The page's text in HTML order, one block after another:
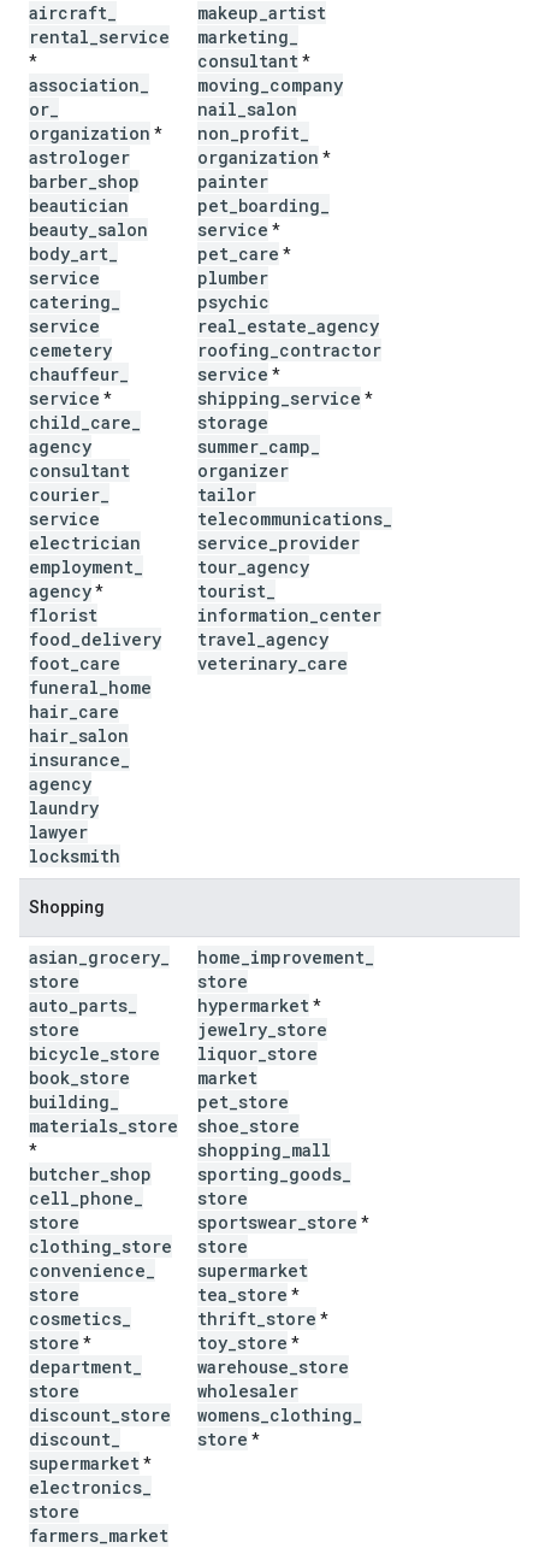
aircraft
rental service
*
association
or
organization *
astrologer
barber shop
beautician
beauty salon
body art
service
catering
service
cemetery
chauffeur
service *
child care
agency
consultant
courier
service
electrician
employment
agency*
florist
food delivery
foot care
funeral home
hair care
hair salon
insurance
agency
laundry
lawyer
locksmith
makeup artist
marketing
consultant*
moving company
nail salon
non profit
organization *
painter
pet boarding
service *
pet care *
plumber
psychic
real estate agency
roofing contractor
service *
shipping service *
storage
summer camp
organizer
tailor
telecommunications
service provider
tour agency
tourist
information center
travel agency
veterinary care
Shopping
asian grocery
store
auto parts
store
bicycle store
book store
building
materials store
*
butcher shop
cell phone
store
clothing store
convenience
store
cosmetics
store *
department
store
discount store
discount
supermarket*
electronics
store
farmers market
home improvement
store
hypermarket*
jewelry store
liquor store
market
pet store
shoe store
shopping mall
sporting goods
store
sportswear store *
store
supermarket
tea store *
thrift store *
toy store *
warehouse store
wholesaler
womens clothing
store *